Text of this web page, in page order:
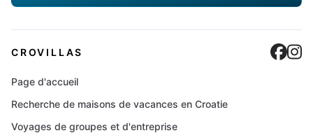
CROVILLAS
Page d'accueil
Recherche de maisons de vacances en Croatie
Voyages de groupes et d'entreprise